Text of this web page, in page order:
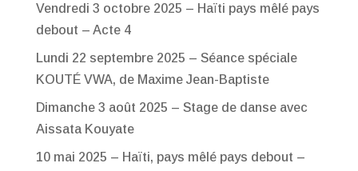
Vendredi 3 octobre 2025 – Haïti pays mêlé pays
debout – Acte 4
Lundi 22 septembre 2025 – Séance spéciale
KOUTÉ VWA, de Maxime Jean-Baptiste
Dimanche 3 août 2025 – Stage de danse avec
Aissata Kouyate
10 mai 2025 – Haïti, pays mêlé pays debout –